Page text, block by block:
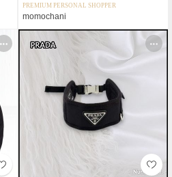
PREMIUM PERSONAL SHOPPER
momochani